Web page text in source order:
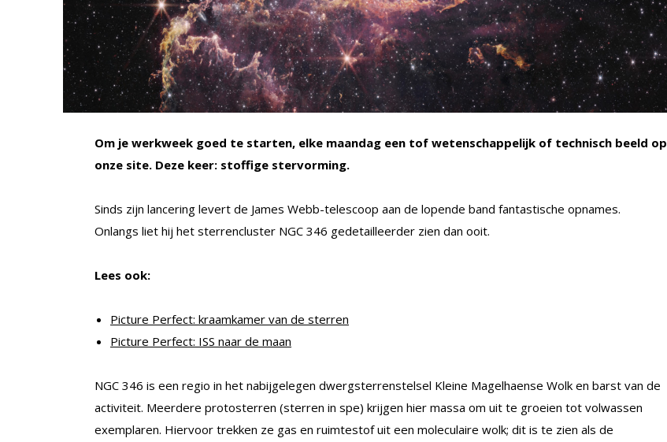
Om je werkweek goed te starten, elke maandag een tof wetenschappelijk of technisch beeld op
onze site. Deze keer: stoffige stervorming.
Sinds zijn lancering levert de James Webb-telescoop aan de lopende band fantastische opnames.
Onlangs liet hij het sterrencluster NGC 346 gedetailleerder zien dan ooit.
Lees ook:
Picture Perfect: kraamkamer van de sterren
Picture Perfect: ISS naar de maan
NGC 346 is een regio in het nabijgelegen dwergsterrenstelsel Kleine Magelhaense Wolk en barst van de
activiteit. Meerdere protosterren (sterren in spe) krijgen hier massa om uit te groeien tot volwassen
exemplaren. Hiervoor trekken ze gas en ruimtestof uit een moleculaire wolk; dit is te zien als de